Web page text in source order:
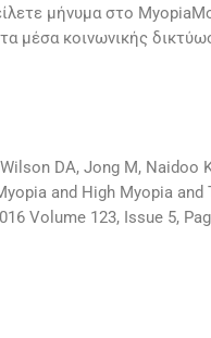
μήνυμα στο
μέσα κοινωνικής
DA, Jong M, Naidoo
and High Myopia
Volume 123, Issue 5,